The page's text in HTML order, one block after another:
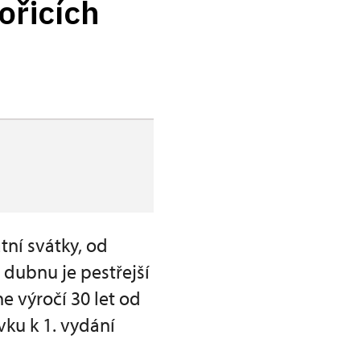
svátky, od
je pestřejší
výročí 30 let od
k 1. vydání